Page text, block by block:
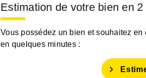
Estimation de votre bien en
Vous possédez un bien et souhaitez
en quelques minutes :